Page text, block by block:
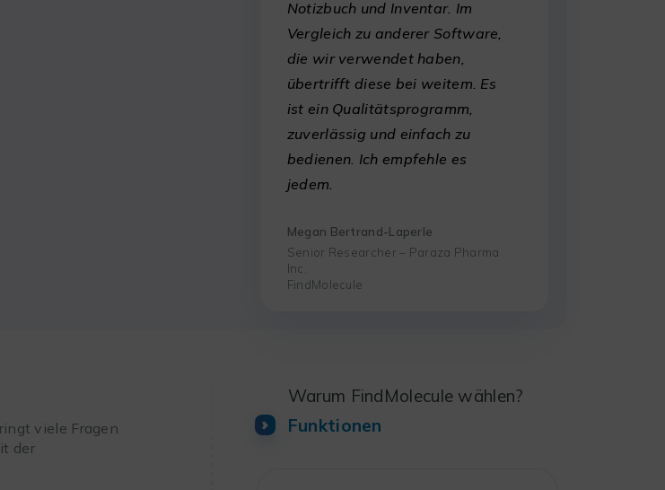
Notizbuch und Inventar. Im
Vergleich zu anderer Software,
die wir verwendet haben,
übertrifft diese bei weitem. Es
ist ein Qualitätsprogramm,
zuverlässig und einfach zu
bedienen. Ich empfehle es
jedem.
Megan Bertrand-Laperle
Senior Researcher – Paraza Pharma
Inc.
FindMolecule
viele Fragen
der
Warum FindMolecule wählen?
Funktionen